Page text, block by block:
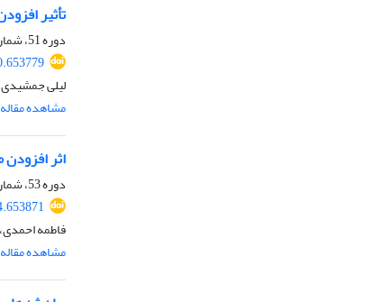
تأثیر
دوره 51، شماره 3، پاییز 1399، صفحه
لیلی
مشاهده مقاله
اثر
دوره 53، شماره 4، زمستان 1401، صفحه
فاطمه
مشاهده مقاله